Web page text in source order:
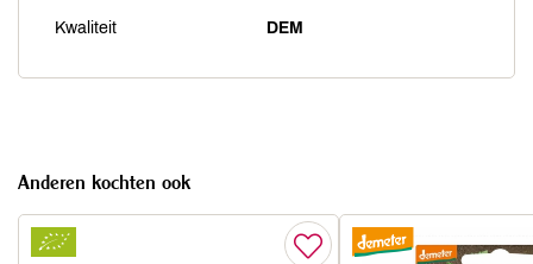
Kwaliteit DEM
Anderen kochten ook